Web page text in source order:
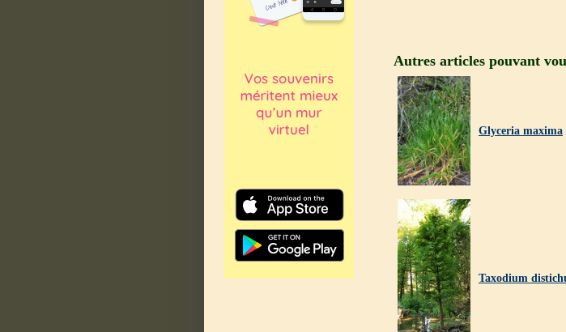
Autres articles pouvant
Glyceria maxima
Taxodium